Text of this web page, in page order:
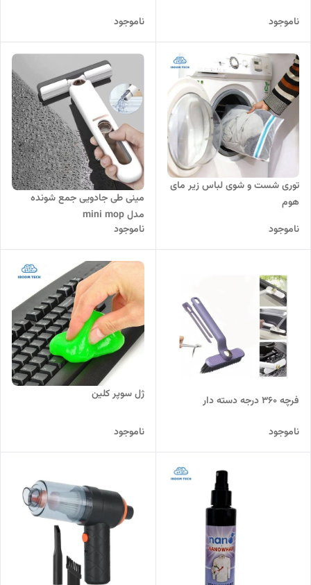
ناموجود ناموجود
توری شست و شوی لباس زیر مای
هوم
ناموجود
مینی طی جادویی جمع شونده
مدل mini mop
ناموجود
فرچه ۳۶۰ درجه دسته دار
ناموجود
ژل سوپر کلین
ناموجود